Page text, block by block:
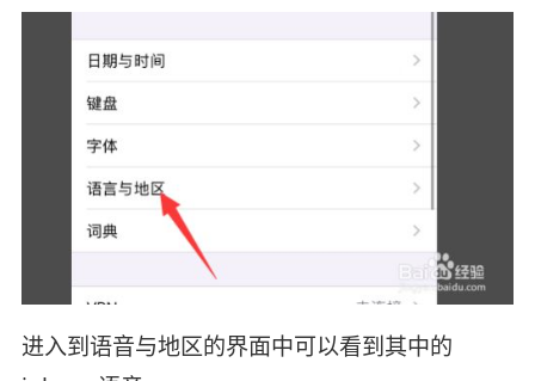
进入到语音与地区的界面中可以看到其中的